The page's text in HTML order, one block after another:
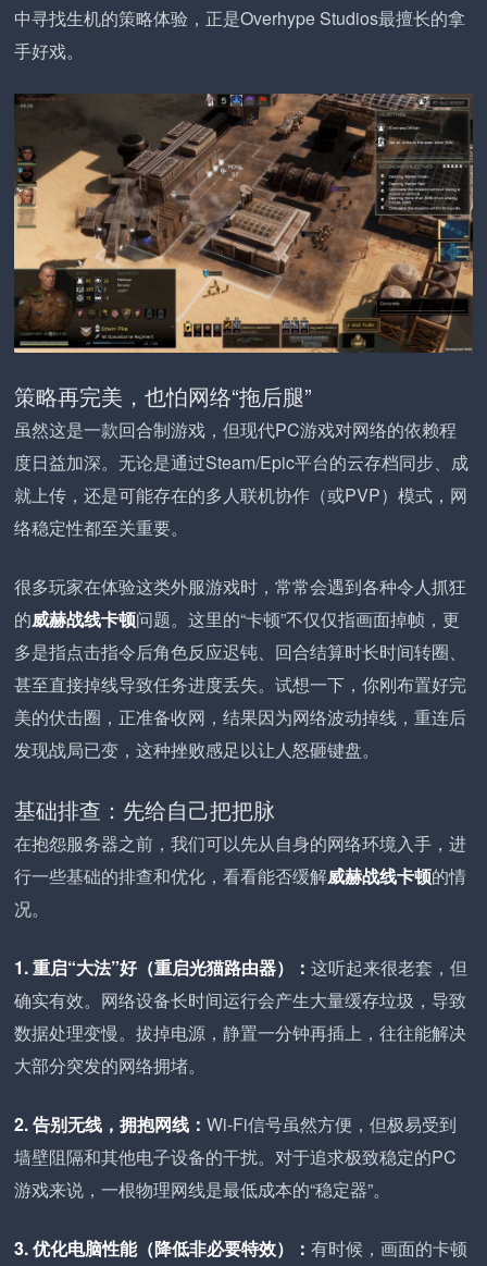
中寻找生机的策略体验，正是Overhype Studios最擅长的拿
手好戏。
策略再完美，也怕网络“拖后腿”
虽然这是一款回合制游戏，但现代PC游戏对网络的依赖程
度日益加深。无论是通过Steam/Epic平台的云存档同步、成
就上传，还是可能存在的多人联机协作（或PVP）模式，网
络稳定性都至关重要。
很多玩家在体验这类外服游戏时，常常会遇到各种令人抓狂
的威赫战线卡顿问题。这里的“卡顿”不仅仅指画面掉帧，更
多是指点击指令后角色反应迟钝、回合结算时长时间转圈、
甚至直接掉线导致任务进度丢失。试想一下，你刚布置好完
美的伏击圈，正准备收网，结果因为网络波动掉线，重连后
发现战局已变，这种挫败感足以让人怒砸键盘。
基础排查：先给自己把把脉
在抱怨服务器之前，我们可以先从自身的网络环境入手，进
行一些基础的排查和优化，看看能否缓解威赫战线卡顿的情
况。
1. 重启“大法”好（重启光猫路由器）： 这听起来很老套，但
确实有效。网络设备长时间运行会产生大量缓存垃圾，导致
数据处理变慢。拔掉电源，静置一分钟再插上，往往能解决
大部分突发的网络拥堵。
2. 告别无线，拥抱网线： Wi-Fi信号虽然方便，但极易受到
墙壁阻隔和其他电子设备的干扰。对于追求极致稳定的PC
游戏来说，一根物理网线是最低成本的“稳定器”。
3. 优化电脑性能（降低非必要特效）： 有时候，画面的卡顿